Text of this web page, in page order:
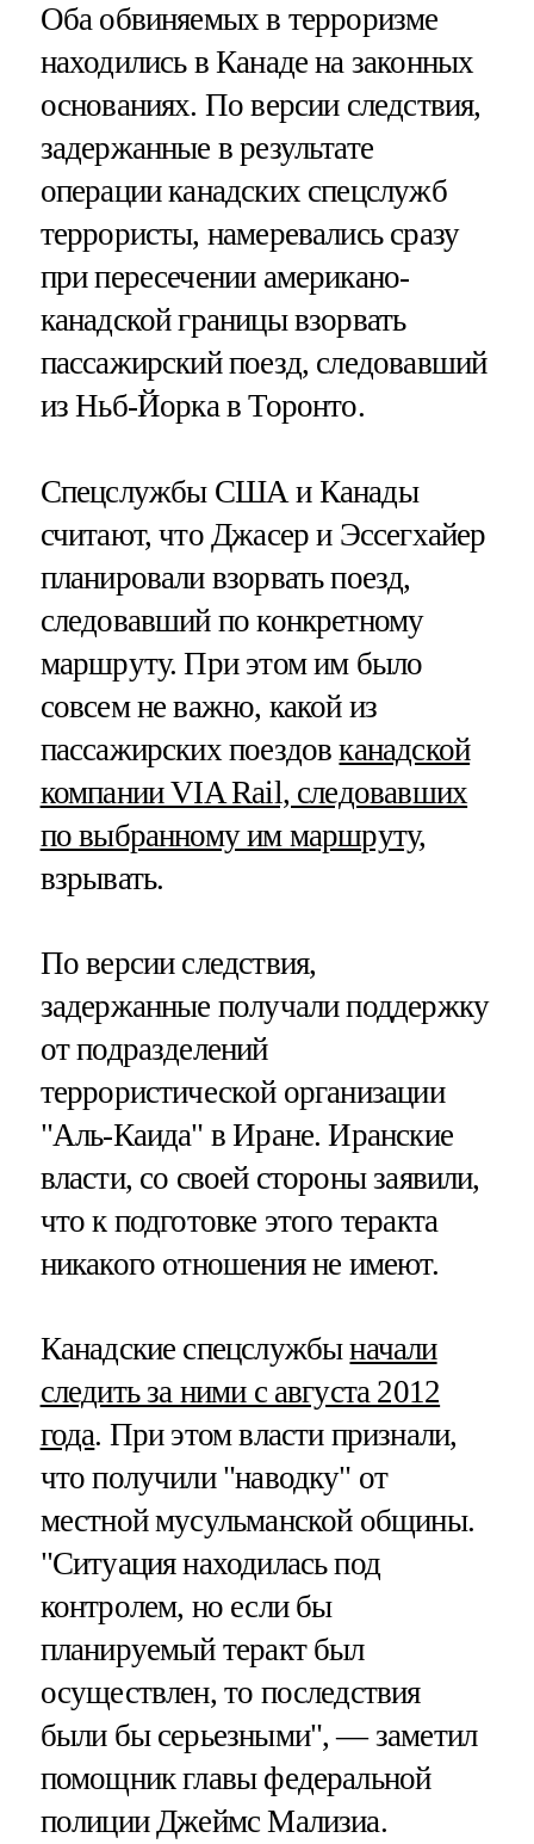
Оба обвиняемых в терроризме
находились в Канаде на законных
основаниях. По версии следствия,
задержанные в результате
операции канадских спецслужб
террористы, намеревались сразу
при пересечении американо-
канадской границы взорвать
пассажирский поезд, следовавший
из Ньб-Йорка в Торонто.
Спецслужбы США и Канады
считают, что Джасер и Эссегхайер
планировали взорвать поезд,
следовавший по конкретному
маршруту. При этом им было
совсем не важно, какой из
пассажирских поездовканадской
компании VIA Rail, следовавших
по выбранному им маршруту,
взрывать.
По версии следствия,
задержанные получали поддержку
от подразделений
террористической организации
"Аль-Каида" в Иране. Иранские
власти, со своей стороны заявили,
что к подготовке этого теракта
никакого отношения не имеют.
Канадские спецслужбыначали
следить за ними с августа 2012
года. При этом власти признали,
что получили "наводку" от
местной мусульманской общины.
"Ситуация находилась под
контролем, но если бы
планируемый теракт был
осуществлен, то последствия
были бы серьезными", — заметил
помощник главы федеральной
полиции Джеймс Мализиа.